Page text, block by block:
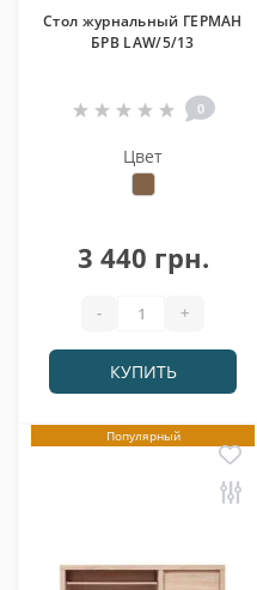
Стол журнальный ГЕРМАН
БРВ LAW/5/13
0
Цвет
3 440 грн.
- +
КУПИТЬ
Популярный